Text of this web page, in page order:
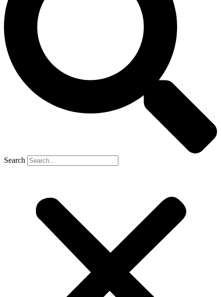
Search